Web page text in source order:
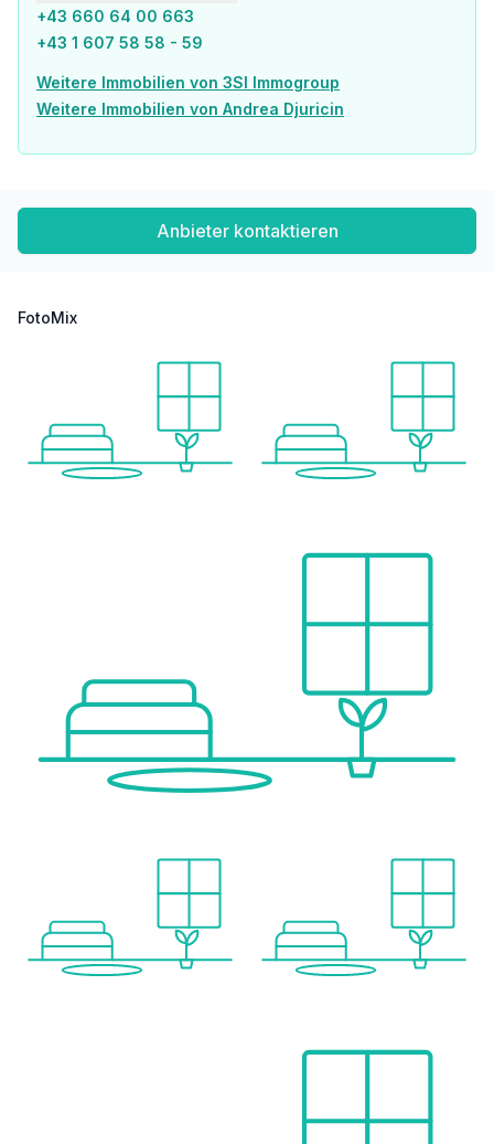
+43 660 64 00 663
+43 1 607 58 58 - 59
Weitere Immobilien von 3SI Immogroup
Weitere Immobilien von Andrea Djuricin
Anbieter kontaktieren
FotoMix